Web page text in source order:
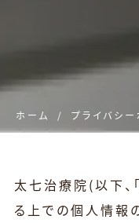
ホーム プライバシ
太七治療院(以下、
る上での個人情報